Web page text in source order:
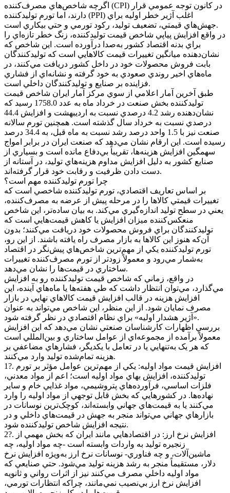
اگرچه شاخص‌هاي مصرف‌کننده (CPI) در کانون توجه عمومي قرار
دارند، اما تورم توليدکننده (PPI) اغلب آژير خطر اوليه براي
جهش‌هاي قيمتي، تضعيف توليد، رکود تورمي و حتي بيکاري است.
در واقع افزايش پياپي شاخص قيمت توليدکننده، زنگ خطر تازه‌اي را
براي بدنه اقتصاد کشور به‌صدا درآورده است. اين شاخص که
نشان‌دهنده ميانگين تغييرات قيمت کالاهايي است که توليدکنندگان
بابت فروش محصولات خود در داخل کشور دريافت مي‌کنند، در
ماه‌هاي اخير روندي صعودي به خود گرفته و نشانه‌اي از فشاري
فزاينده بر صنايع و توليدکنندگان داخلي است.
طبق آخرين آمار اعلامي از سوي مرکز آمار ايران شاخص قيمت
توليدکننده بخش صنعت در خرداد ماه به عدد 1758.0 رسيد که
نشان‌دهنده رشد 4.2 درصدي نسبت به ارديبهشت و افزايش 44.4
درصدي نسبت به خرداد سال گذشته است. همچنين تورم سالانه
صنعت نيز با 1.5 واحد درصد رشد نسبت به ماه قبل، به 34.4 درصد
رسيده است. اين ارقام نشان مي‌دهد که صنعت ايران در برابر امواج
سهمگين افزايش هزينه‌ها، تقريباً بي‌دفاع مانده است و بسياري از
صنايع کشور به دليل افزايش مداوم هزينه‌هاي توليد، در آستانه از
دست دادن ظرفيت و رقابت خود قرار گرفته‌اند.
چرا تورم توليدکننده مهم است؟
بر اساس تعاريف اقتصادي، تورم توليدکننده شاخصي است که
تغييرات قيمتي کالاها را در مرحله پيش از عرضه به مصرف‌کننده،
يعني در سطح توليد اندازه‌گيري مي‌کند. به بيان ساده‌تر، اين شاخص
منعکس‌کننده ميزان افزايش يا کاهش قيمت‌هايي است که
توليدکنندگان براي فروش محصولات خود دريافت مي‌کنند؛ بدون
آن‌که هنوز اين کالاها به بازار مصرف راه يافته باشند. از اين رو،
تورم توليدکننده يکي از مهم‌ترين شاخص‌هاي پيش‌نگر در اقتصاد
به‌شمار مي‌رود و معمولاً زودتر از تورم مصرف‌کننده تغييرات
ساختاري در قيمت‌ها را نشان مي‌دهد.
در واقع، زماني که شاخص قيمت توليدکننده رو به افزايش
مي‌گذارد، مي‌توان انتظار داشت که طي هفته‌ها يا ماه‌هاي آينده، اين
افزايش هزينه در قالب افزايش قيمت کالاهاي نهايي در بازار
مصرف نمايان شود. از اين منظر، اين شاخص مي‌تواند به عنوان
«آژير هشدار اوليه» براي نظام اقتصادي در نظر گرفته شود.
بررسي اظهارات کارشناسان صنعتي نشان مي‌دهد که اين افزايش
معمولاً برآمده از مجموعه‌اي از عوامل ساختاري و بين‌المللي است
که هر يک به‌تنهايي يا در تعامل با يکديگر، فشارهاي مضاعفي بر
هزينه تمام‌شده توليد وارد مي‌کنند.
1?. افزايش قيمت مواد اوليه: يکي از مهم‌ترين عوامل مؤثر بر تورم
توليدکننده، افزايش بهاي مواد اوليه است؛ اعم از مواد معدني،
فلزات اساسي، فرآورده‌هاي پتروشيمي، مواد غذايي خام و ساير
نهاده‌ها. در کشورهايي که بخش قابل توجهي از مواد اوليه را وارد
مي‌کنند يا به قيمت‌هاي جهاني وابسته‌اند، کوچک‌ترين نوسانات در
بازارهاي جهاني مي‌تواند منجر به جهش در قيمت‌هاي داخلي و در
نتيجه افزايش شاخص توليدکننده شود.
2?. افزايش نرخ ارز: در اقتصادهايي مانند ايران که بخش مهمي از
زنجيره توليد به واردات وابسته است -چه مواد اوليه، چه
ماشين‌آلات، و چه فناوري- نوسانات نرخ ارز به‌ويژه افزايش نرخ
دلار، مستقيماً منجر به رشد هزينه توليد مي‌شود. حتي صنايعي که
مواد اوليه داخلي مصرف مي‌کنند نيز از اثرات رواني و ثانويه
افزايش نرخ ارز بي‌نصيب نمي‌مانند، چراکه انتظارات تورمي،